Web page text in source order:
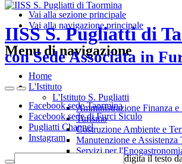
Vai alla sezione principale
Vai alla navigazione principale
IISS S. Pugliatti di
con Sede Associata in
Facebook sede Taormina
Facebook sede di Furci Siculo
Pugliatti Channel
Instagram
digita il testo
Menu di navigazione
Home
L'Istituto
L'Istituto S. Pugliatti
Amministrazione Finanza
Turismo
Costruzione Ambiente e
Manutenzione e Assistenza
Servizi per